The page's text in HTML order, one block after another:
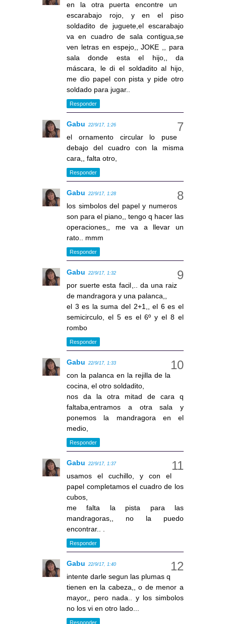
en la otra puerta encontre un
escarabajo rojo, y en el piso
soldadito de juguete,el escarabajo
va en cuadro de sala contigua,se
ven letras en espejo,, JOKE ,, para
sala donde esta el hijo,, da
máscara, le di el soldadito al hijo,
me dio papel con pista y pide otro
soldado para jugar..
Responder
Gabu 22/9/17, 1:26
el ornamento circular lo puse
debajo del cuadro con la misma
cara,, falta otro,
Responder
Gabu 22/9/17, 1:28
los simbolos del papel y numeros
son para el piano,, tengo q hacer las
operaciones,, me va a llevar un
rato.. mmm
Responder
Gabu 22/9/17, 1:32
por suerte esta facil,.. da una raiz
de mandragora y una palanca,,
el 3 es la suma del 2+1,, el 6 es el
semicirculo, el 5 es el 6º y el 8 el
rombo
Responder
Gabu 22/9/17, 1:33
con la palanca en la rejilla de la
cocina, el otro soldadito,
nos da la otra mitad de cara q
faltaba,entramos a otra sala y
ponemos la mandragora en el
medio,
Responder
Gabu 22/9/17, 1:37
usamos el cuchillo, y con el
papel completamos el cuadro de los
cubos,
me falta la pista para las
mandragoras,, no la puedo
encontrar.. .
Responder
Gabu 22/9/17, 1:40
intente darle segun las plumas q
tienen en la cabeza,, o de menor a
mayor,, pero nada.. y los simbolos
no los vi en otro lado...
Responder